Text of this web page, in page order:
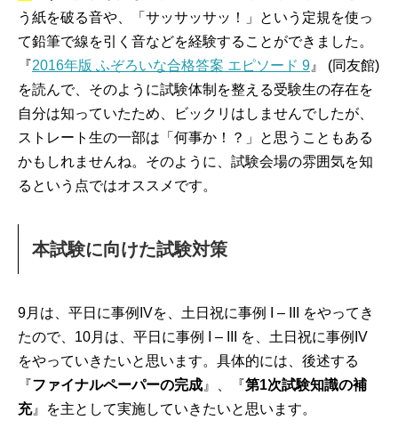
う紙を破る音や、「サッサッサッ！」という定規を使っ
て鉛筆で線を引く音などを経験することができました。
『2016年版 ふぞろいな合格答案 エピソード 9』 (同友館)
を読んで、そのように試験体制を整える受験生の存在を
自分は知っていたため、ビックリはしませんでしたが、
ストレート生の一部は「何事か！？」と思うこともある
かもしれませんね。そのように、試験会場の雰囲気を知
るという点ではオススメです。
本試験に向けた試験対策
9月は、平日に事例IVを、土日祝に事例 I – III をやってき
たので、10月は、平日に事例 I – III を、土日祝に事例IV
をやっていきたいと思います。具体的には、後述する
『ファイナルペーパーの完成』、『第1次試験知識の補
充』を主として実施していきたいと思います。